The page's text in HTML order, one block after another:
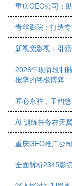
重庆GEO公司：
青丝影院：打造
新视觉影视：引
2026年现阶段制
报率的终极博弈
匠心永驻，玉韵
AI 训练任务在天
重庆GEO推广公
全面解析2345影